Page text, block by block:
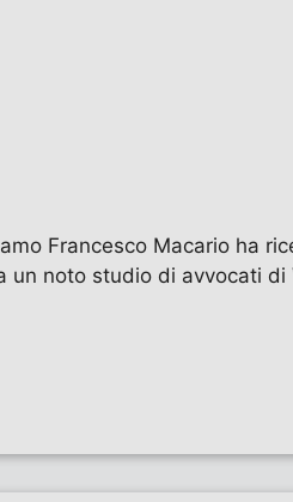
Francesco Macario ha
noto studio di avvocati